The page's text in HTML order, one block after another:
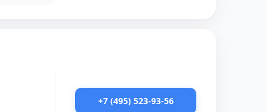
+7 (495) 523-93-56